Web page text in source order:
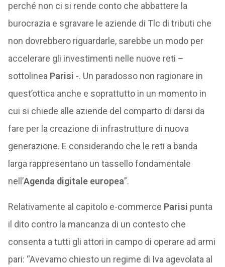
perché non ci si rende conto che abbattere la
burocrazia e sgravare le aziende di Tlc di tributi che
non dovrebbero riguardarle, sarebbe un modo per
accelerare gli investimenti nelle nuove reti –
sottolinea Parisi -. Un paradosso non ragionare in
quest’ottica anche e soprattutto in un momento in
cui si chiede alle aziende del comparto di darsi da
fare per la creazione di infrastrutture di nuova
generazione. E considerando che le reti a banda
larga rappresentano un tassello fondamentale
nell’Agenda digitale europea”.
Relativamente al capitolo e-commerce Parisi punta
il dito contro la mancanza di un contesto che
consenta a tutti gli attori in campo di operare ad armi
pari: “Avevamo chiesto un regime di Iva agevolata al